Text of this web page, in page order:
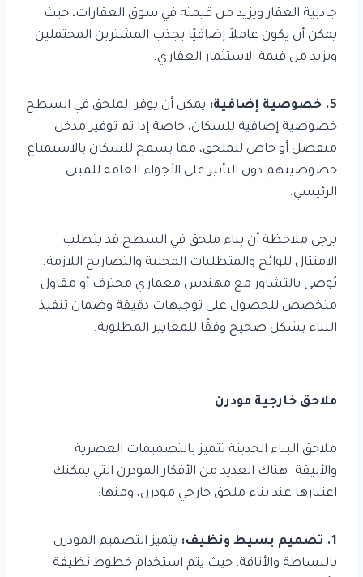
جاذبية العقار ويزيد من قيمته في سوق العقارات، حيث
يمكن أن يكون عاملاً إضافيًا يجذب المشترين المحتملين
ويزيد من قيمة الاستثمار العقاري.
5. خصوصية إضافية:
يمكن أن يوفر الملحق في السطح
خصوصية إضافية للسكان، خاصة إذا تم توفير مدخل
منفصل أو خاص للملحق، مما يسمح للسكان بالاستمتاع
خصوصيتهم دون التأثير على الأجواء العامة للمبنى
الرئيسي.
يرجى ملاحظة أن بناء ملحق في السطح قد يتطلب
الامتثال للوائح والمتطلبات المحلية والتصاريح اللازمة.
يُوصى بالتشاور مع مهندس معماري محترف أو مقاول
متخصص للحصول على توجيهات دقيقة وضمان تنفيذ
البناء بشكل صحيح وفقًا للمعايير المطلوبة.
ملاحق خارجية مودرن
ملاحق البناء الحديثة تتميز بالتصميمات العصرية
والأنيقة. هناك العديد من الأفكار المودرن التي يمكنك
اعتبارها عند بناء ملحق خارجي مودرن، ومنها:
1. تصميم بسيط ونظيف:
يتميز التصميم المودرن
بالبساطة والأناقة، حيث يتم استخدام خطوط نظيفة